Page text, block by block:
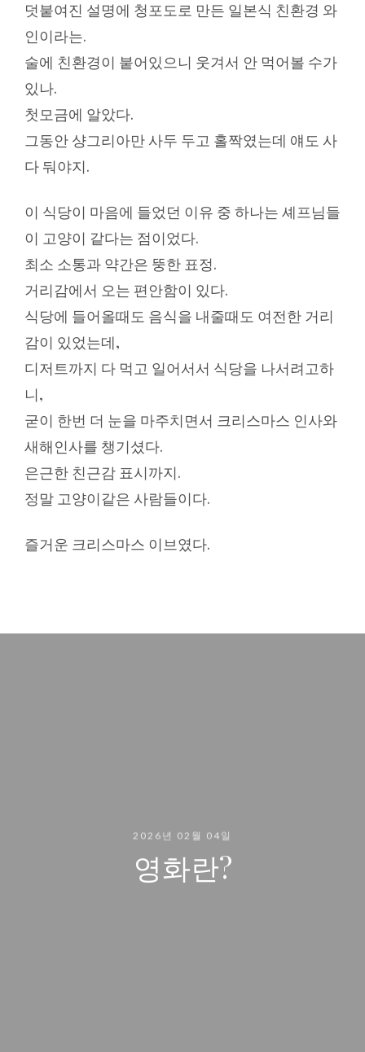
덧붙여진 설명에 청포도로 만든 일본식 친환경 와
인이라는.
술에 친환경이 붙어있으니 웃겨서 안 먹어볼 수가
있나.
첫모금에 알았다.
그동안 샹그리아만 사두 두고 홀짝였는데 얘도 사
다 둬야지.
이 식당이 마음에 들었던 이유 중 하나는 셰프님들
이 고양이 같다는 점이었다.
최소 소통과 약간은 뚱한 표정.
거리감에서 오는 편안함이 있다.
식당에 들어올때도 음식을 내줄때도 여전한 거리
감이 있었는데,
디저트까지 다 먹고 일어서서 식당을 나서려고하
니,
굳이 한번 더 눈을 마주치면서 크리스마스 인사와
새해인사를 챙기셨다.
은근한 친근감 표시까지.
정말 고양이같은 사람들이다.
즐거운 크리스마스 이브였다.
2026년 02월 04일
영화란?